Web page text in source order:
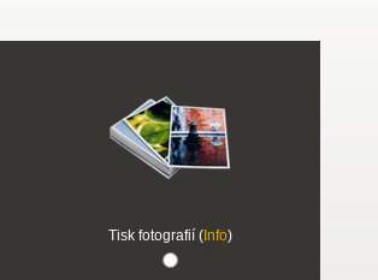
Tisk fotografií (Info)